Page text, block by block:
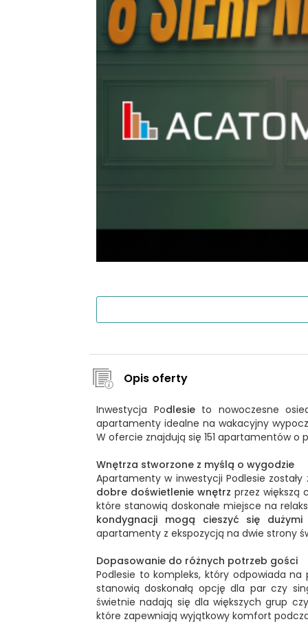
Opis oferty
Inwestycja Podlesieto nowoczesne
apartamenty idealne na wakacyjny
W ofercie znajdują się 151 apartamentów
Wnętrza stworzone z myślą o wygodzie
Apartamenty w inwestycji Podlesie
dobre doświetlenie wnętrz przez większą
które stanowią doskonałe miejsce na
kondygnacji mogą cieszyć się dużymi
apartamenty z ekspozycją na dwie strony
Dopasowanie do różnych potrzeb gości
Podlesie to kompleks, który odpowiada
stanowią doskonałą opcję dla par czy
świetnie nadają się dla większych grup
które zapewniają wyjątkowy komfort